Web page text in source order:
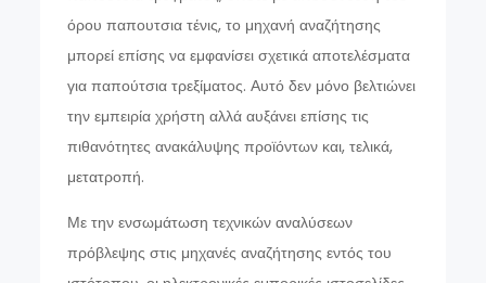
όρου παπουτσια τένις, το μηχανή αναζήτησης
μπορεί επίσης να εμφανίσει σχετικά αποτελέσματα
για παπούτσια τρεξίματος. Αυτό δεν μόνο βελτιώνει
την εμπειρία χρήστη αλλά αυξάνει επίσης τις
πιθανότητες ανακάλυψης προϊόντων και, τελικά,
μετατροπή.
Με την ενσωμάτωση τεχνικών αναλύσεων
πρόβλεψης στις μηχανές αναζήτησης εντός του